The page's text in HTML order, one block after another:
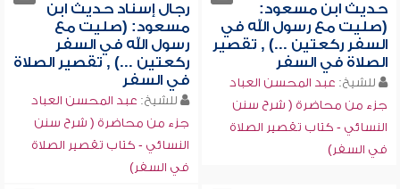
حديث ابن مسعود:
(صليت مع رسول الله في
السفر ركعتين ...) , تقصير
الصلاة في السفر
للشيخ: عبد المحسن العباد
جزء من محاضرة ( شرح سنن
النسائي - كتاب تقصير الصلاة
في السفر)
رجال إسناد حديث ابن
مسعود: (صليت مع
رسول الله في السفر
ركعتين ...) , تقصير الصلاة
في السفر
للشيخ: عبد المحسن العباد
جزء من محاضرة ( شرح سنن
النسائي - كتاب تقصير الصلاة
في السفر)